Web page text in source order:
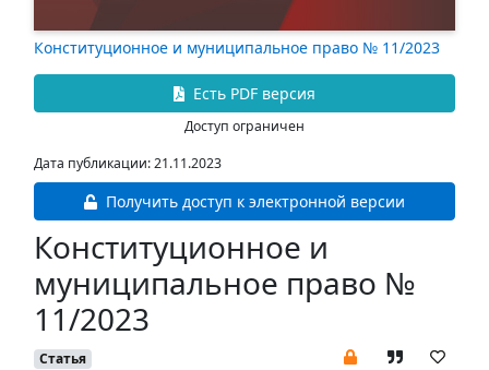
Конституционное и муниципальное право № 11/2023
Есть PDF версия
Доступ ограничен
Дата публикации: 21.11.2023
Получить доступ к электронной версии
Конституционное и
муниципальное право №
11/2023
Статья